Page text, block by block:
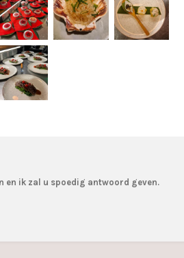
en ik zal u spoedig antwoord geven.